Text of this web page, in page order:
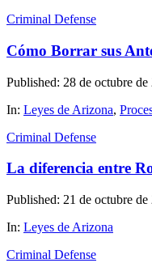
Criminal Defense
Cómo Borrar sus
Published: 28 de octubre de
In: Leyes de Arizona,
Criminal Defense
La diferencia entre
Published: 21 de octubre de
In: Leyes de Arizona
Criminal Defense